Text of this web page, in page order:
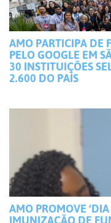
AMO PARTICIPA DE
PELO GOOGLE EM
30 INSTITUIÇÕES
2.600 DO PAÍS
AMO PROMOVE
IMUNIZAÇÃO DE